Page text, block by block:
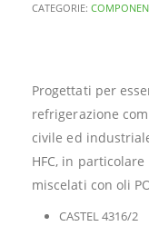
CATEGORIE:
Progettati per
refrigerazione
civile ed
HFC, in particolare
miscelati con oli
CASTEL 4316/2